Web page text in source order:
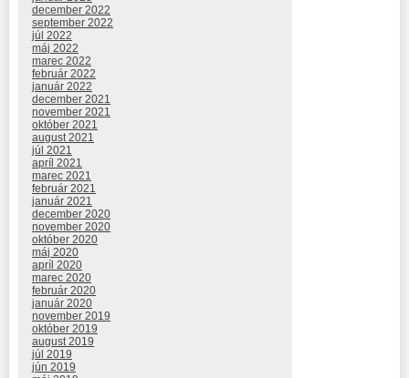
december 2022
september 2022
júl 2022
máj 2022
marec 2022
február 2022
január 2022
december 2021
november 2021
október 2021
august 2021
júl 2021
apríl 2021
marec 2021
február 2021
január 2021
december 2020
november 2020
október 2020
máj 2020
apríl 2020
marec 2020
február 2020
január 2020
november 2019
október 2019
august 2019
júl 2019
jún 2019